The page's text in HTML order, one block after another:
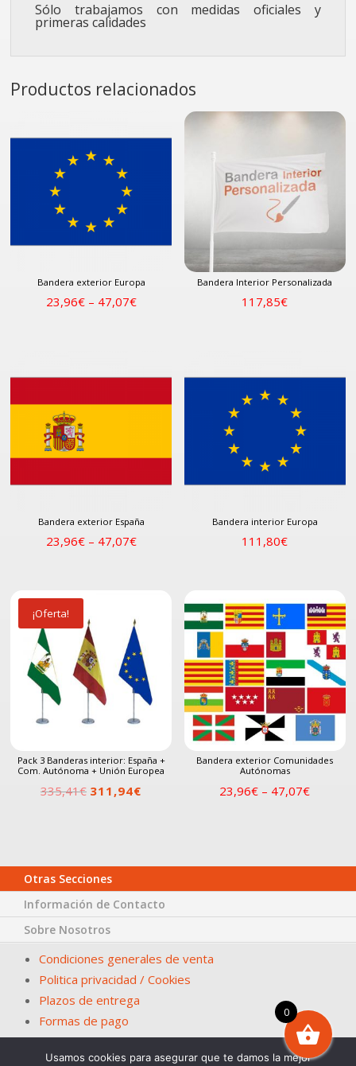
Sólo trabajamos con medidas oficiales y
primeras calidades
Productos relacionados
Bandera exterior Europa
23,96€– 47,07€
Bandera Interior Personalizada
117,85€
Bandera exterior España
23,96€– 47,07€
Bandera interior Europa
111,80€
¡Oferta!
Pack 3 Banderas interior: España +
Com. Autónoma + Unión Europea
335,41€ El
311,94€
Bandera exterior Comunidades
Autónomas
23,96€ – 47,07€
Otras Secciones
Información de Contacto
Sobre Nosotros
Condiciones generales de venta
Politica privacidad / Cookies
Plazos de entrega
Formas de pago
0
Usamos cookies para asegurar que te damos la mejor